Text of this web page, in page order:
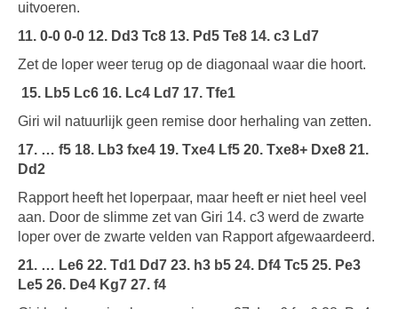
uitvoeren.
11. 0-0 0-0 12. Dd3 Tc8 13. Pd5 Te8 14. c3 Ld7
Zet de loper weer terug op de diagonaal waar die hoort.
15. Lb5 Lc6 16. Lc4 Ld7 17. Tfe1
Giri wil natuurlijk geen remise door herhaling van zetten.
17. … f5 18. Lb3 fxe4 19. Txe4 Lf5 20. Txe8+ Dxe8 21.
Dd2
Rapport heeft het loperpaar, maar heeft er niet heel veel
aan. Door de slimme zet van Giri 14. c3 werd de zwarte
loper over de zwarte velden van Rapport afgewaardeerd.
21. … Le6 22. Td1 Dd7 23. h3 b5 24. Df4 Tc5 25. Pe3
Le5 26. De4 Kg7 27. f4